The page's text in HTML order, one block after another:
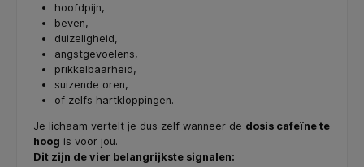
hoofdpijn,
beven,
duizeligheid,
angstgevoelens,
prikkelbaarheid,
suizende oren,
of zelfs hartkloppingen.
Je lichaam vertelt je dus zelf wanneer de dosis cafeïne te
hoog is voor jou.
Dit zijn de vier belangrijkste signalen: